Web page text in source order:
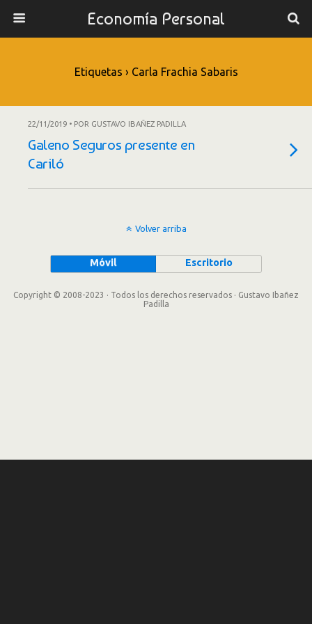
Economía Personal
Etiquetas › Carla Frachia Sabaris
22/11/2019 • POR GUSTAVO IBAÑEZ PADILLA
Galeno Seguros presente en
Cariló
Volver arriba
Móvil Escritorio
Copyright © 2008-2023 · Todos los derechos reservados · Gustavo Ibañez
Padilla